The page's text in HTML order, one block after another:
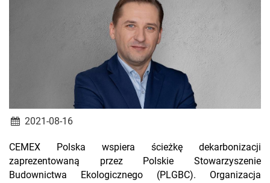
2021-08-16
CEMEX Polska wspiera ścieżkę dekarbonizacji
zaprezentowaną przez Polskie Stowarzyszenie
Budownictwa Ekologicznego (PLGBC). Organizacja